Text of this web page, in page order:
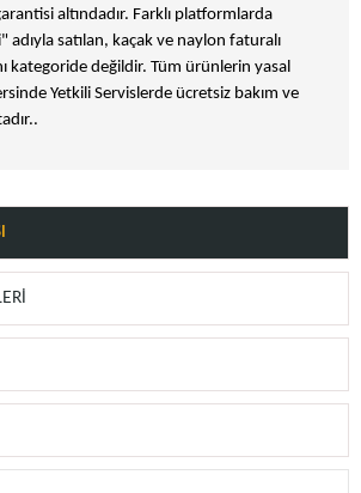
altındadır. Farklı platformlarda
adıyla satılan, kaçak ve naylon faturalı
kategoride değildir. Tüm ürünlerin yasal
Yetkili Servislerde ücretsiz bakım ve